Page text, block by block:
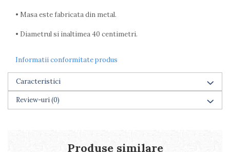
Suporturi farfurii
Suporturi pahare, cesti, cani
Ustensile cofetarie si patiserie
Ramekin
Tavi si forme prajituri
Aparate prajituri
Facalete
Ornare, insiropare si decorare
• Masa este fabricata din metal.
• Diametrul si inaltimea 40 centimetri.
Informatii conformitate produs
Caracteristici
Review-uri(0)
Produse similare